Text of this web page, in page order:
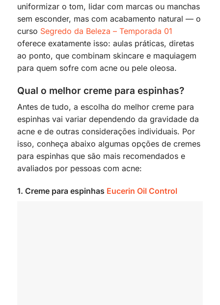
uniformizar o tom, lidar com marcas ou manchas
sem esconder, mas com acabamento natural — o
curso Segredo da Beleza – Temporada 01
oferece exatamente isso: aulas práticas, diretas
ao ponto, que combinam skincare e maquiagem
para quem sofre com acne ou pele oleosa.
Qual o melhor creme para espinhas?
Antes de tudo, a escolha do melhor creme para
espinhas vai variar dependendo da gravidade da
acne e de outras considerações individuais. Por
isso, conheça abaixo algumas opções de cremes
para espinhas que são mais recomendados e
avaliados por pessoas com acne:
1. Creme para espinhas Eucerin Oil Control